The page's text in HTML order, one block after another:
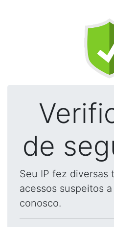
de
Seu IP fez diversas
acessos suspeitos
conosco.